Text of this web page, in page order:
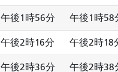
午後1時56分 午後1時58
午後2時16分 午後2時18
午後2時36分 午後2時38